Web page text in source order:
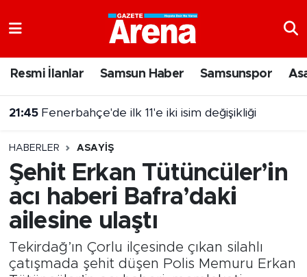
Resmi İlanlar Samsun Haber Samsunspor
21:45 Fenerbahçe'de ilk 11'e iki isim değişikliği
HABERLER ASAYIŞ
Şehit Erkan Tütüncüler’in
acı haberi Bafra’daki
ailesine ulaştı
Tekirdağ’ın Çorlu ilçesinde çıkan silahlı
çatışmada şehit düşen Polis Memuru Erkan
Samsun Namaz Vakitleri
Trafik Durumu
Süper Lig Puan Durumu ve Fikstür
Tüm Manşetler
Son Dakika Haberleri